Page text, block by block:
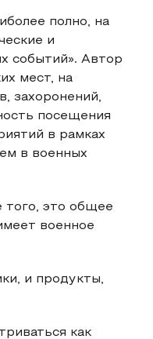
полно, на
и
событий». Автор
мест, на
захоронений,
посещения
в рамках
в военных
того, это общее
военное
и продукты,
как